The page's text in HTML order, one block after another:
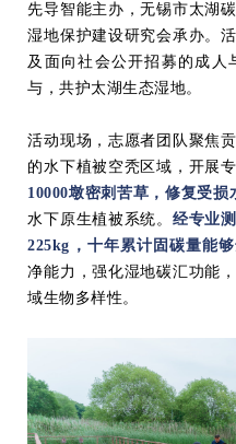
先导智能主办，无锡市太湖
湿地保护建设研究会承办。
及面向社会公开招募的成人
与，共护太湖生态湿地。
活动现场，志愿者团队聚焦
的水下植被空秃区域，开展
10000墩密刺苦草，修复受损
水下原生植被系统。 经专业
225kg，十年累计固碳量能
净能力，强化湿地碳汇功能
域生物多样性。